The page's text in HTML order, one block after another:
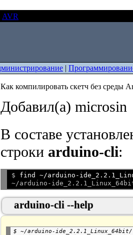
AVR
|
Как компилировать скетч без среды
Добавил(а) microsin
В составе
строки arduino-cli:
$ find ~/arduino-
arduino-cli --help
$ ~/arduino-